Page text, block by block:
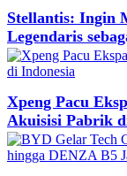
Stellantis: Ingin
Legendaris
Xpeng Pacu
Akuisisi Pabrik